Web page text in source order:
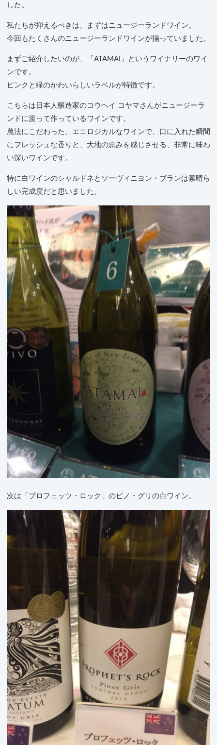
した。
私たちが抑えるべきは、まずはニュージーランドワイン。
今回もたくさんのニュージーランドワインが揃っていました。
まずご紹介したいのが、「ATAMAI」というワイナリーのワイ
ンです。
ピンクと緑のかわいらしいラベルが特徴です。
こちらは日本人醸造家のコウヘイ コヤマさんがニュージーラ
ンドに渡って作っているワインです。
農法にこだわった、エコロジカルなワインで、口に入れた瞬間
にフレッシュな香りと、大地の恵みを感じさせる、非常に味わ
い深いワインです。
特に白ワインのシャルドネとソーヴィニヨン・ブランは素晴ら
しい完成度だと思いました。
次は「プロフェッツ・ロック」のピノ・グリの白ワイン。